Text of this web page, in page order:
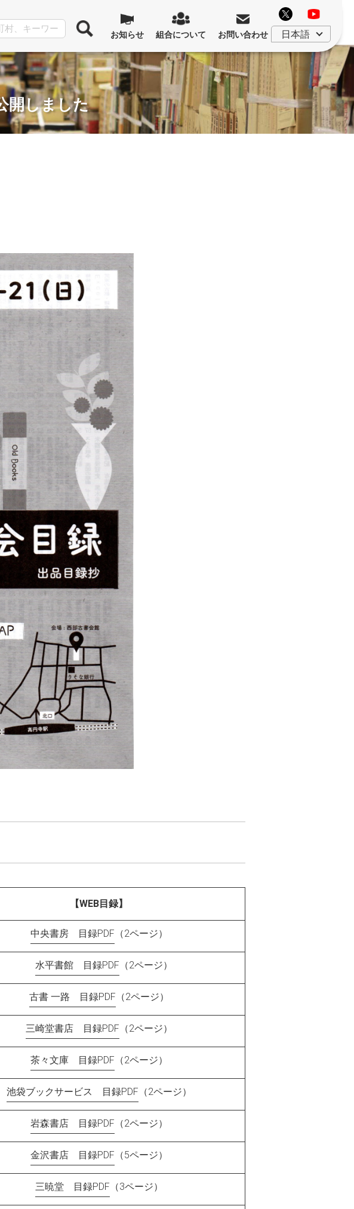
お知らせ 組合について お問い合わせ
開しました
【WEB目録】
中央書房 目録PDF （2ページ）
水平書館 目録PDF （2ページ）
古書 一路 目録PDF （2ページ）
三崎堂書店 目録PDF （2ページ）
茶々文庫 目録PDF （2ページ）
池袋ブックサービス 目録PDF （2ページ）
岩森書店 目録PDF （2ページ）
金沢書店 目録PDF （5ページ）
三暁堂 目録PDF （3ページ）